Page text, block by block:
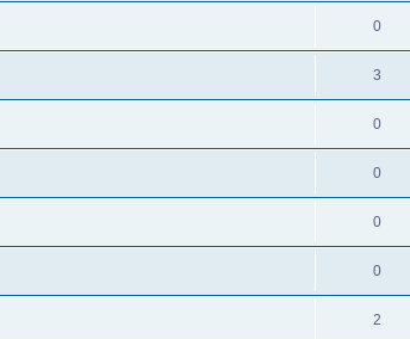
0
3
0
0
0
0
2